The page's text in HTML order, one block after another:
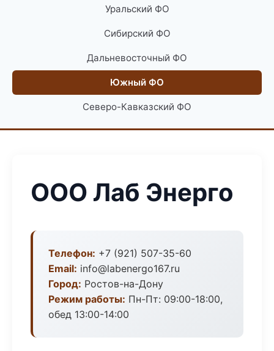
Уральский ФО
Сибирский ФО
Дальневосточный ФО
Южный ФО
Северо-Кавказский ФО
ООО Лаб Энерго
Телефон: +7 (921) 507-35-60
Email: info@labenergo167.ru
Город: Ростов-на-Дону
Режим работы: Пн-Пт: 09:00-18:00,
обед 13:00-14:00